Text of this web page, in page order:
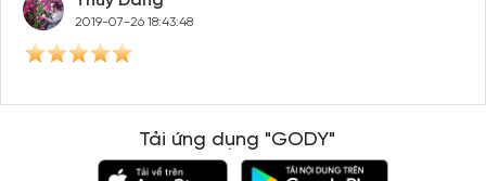
2019-07-26 18:43:48
Tải ứng dụng "GODY"